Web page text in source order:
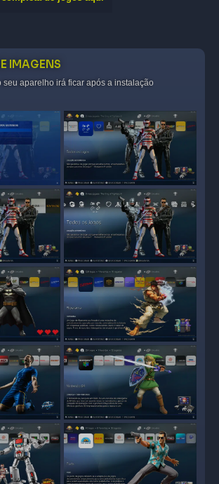
IMAGENS
seu aparelho irá ficar após a instalação